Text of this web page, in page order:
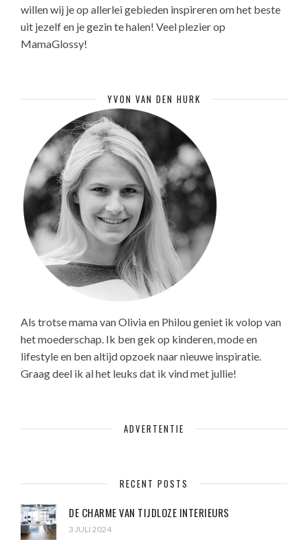
willen wij je op allerlei gebieden inspireren om het beste
uit jezelf en je gezin te halen! Veel plezier op
MamaGlossy!
YVON VAN DEN HURK
Als trotse mama van Olivia en Philou geniet ik volop van
het moederschap. Ik ben gek op kinderen, mode en
lifestyle en ben altijd opzoek naar nieuwe inspiratie.
Graag deel ik al het leuks dat ik vind met jullie!
ADVERTENTIE
RECENT POSTS
DE CHARME VAN TIJDLOZE INTERIEURS
3 JULI 2024